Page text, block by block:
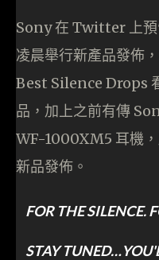
Sony 在 Twitter 上預
凌晨舉行新產品發佈
Best Silence Drops
品，加上之前有傳
WF-1000XM5 耳機
新品發佈。
FOR THE SILENCE.
STAY